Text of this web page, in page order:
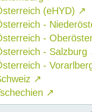
(eHYD) ↗
-
-
- Salzburg
-
↗
↗